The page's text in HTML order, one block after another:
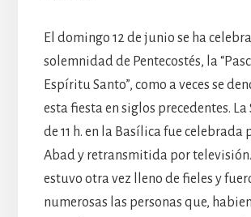
El domingo 12 de junio se ha
solemnidad de Pentecostés, la
Espíritu Santo”, como a veces se
esta fiesta en siglos precedentes. La
de 11 h. en la Basílica fue celebrada
Abad y retransmitida por
estuvo otra vez lleno de fieles y
numerosas las personas que,